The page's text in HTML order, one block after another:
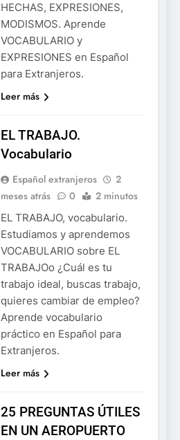
HECHAS, EXPRESIONES,
MODISMOS. Aprende
VOCABULARIO y
EXPRESIONES en Español
para Extranjeros.
Leer más
EL TRABAJO.
Vocabulario
Español extranjeros
2
meses atrás
0 2 minutos
EL TRABAJO, vocabulario.
Estudiamos y aprendemos
VOCABULARIO sobre EL
TRABAJOo ¿Cuál es tu
trabajo ideal, buscas trabajo,
quieres cambiar de empleo?
Aprende vocabulario
práctico en Español para
Extranjeros.
Leer más
25 PREGUNTAS ÚTILES
EN UN AEROPUERTO